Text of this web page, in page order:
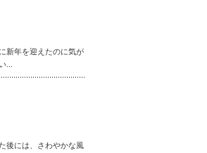
新年を迎えたのに気が
...
後には、さわやかな風